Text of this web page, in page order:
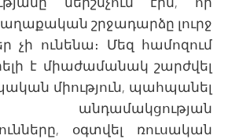
շրջադարձը լուրջ
չի ունենա։ Մեզ համոզում
է միաժամանակ շարժվել
միություն, պահպանել
անդամակցության
օգտվել ռուսական